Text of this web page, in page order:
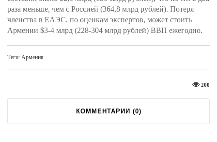
раза меньше, чем с Россией (364,8 млрд рублей). Потеря
членства в ЕАЭС, по оценкам экспертов, может стоить
Армении $3-4 млрд (228-304 млрд рублей) ВВП ежегодно.
Теги: Армения
200
КОММЕНТАРИИ (0)